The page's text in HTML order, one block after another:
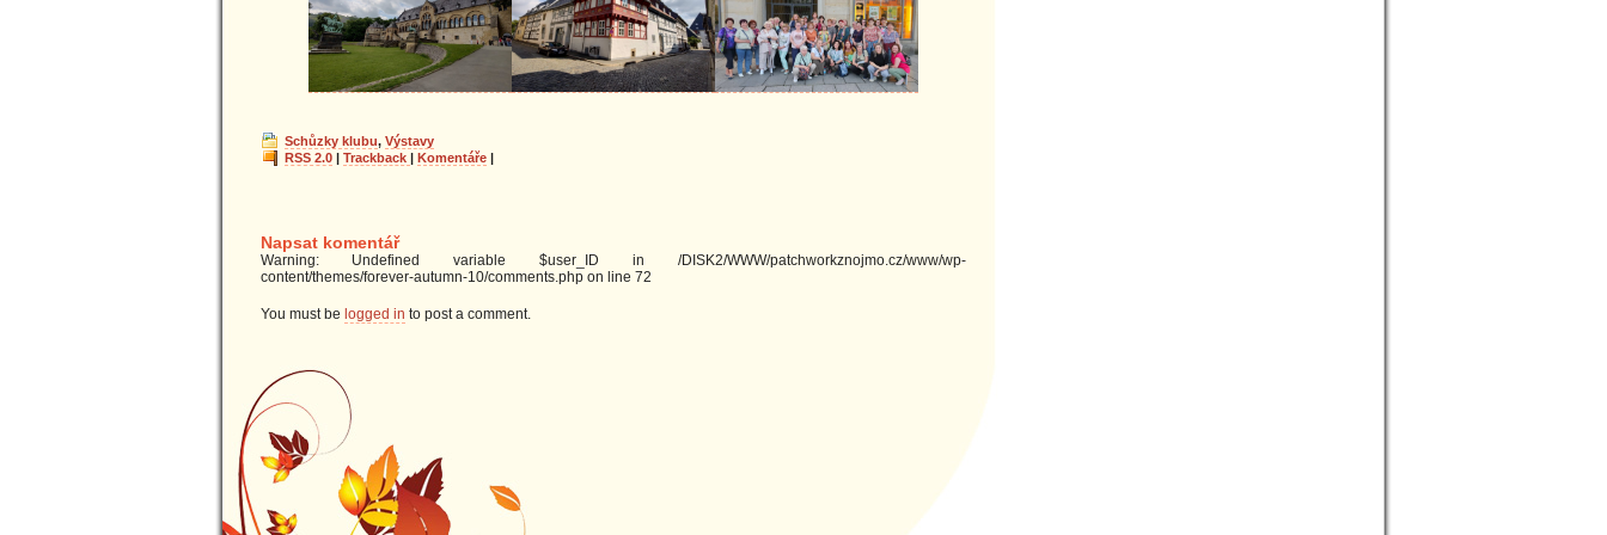
Schůzky klubu, Výstavy
RSS 2.0| Trackback Komentáře|
Napsat komentář
Warning: Undefined variable $user_ID in /DISK2/WWW/patchworkznojmo.cz/www/wp-
content/themes/forever-autumn-10/comments.php on line 72
You must be logged in to post a comment.